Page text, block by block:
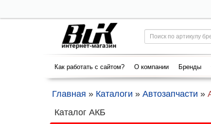
Как работать с сайтом? О компании Бренды
Главная » Каталоги » Автозапчасти »
Каталог АКБ